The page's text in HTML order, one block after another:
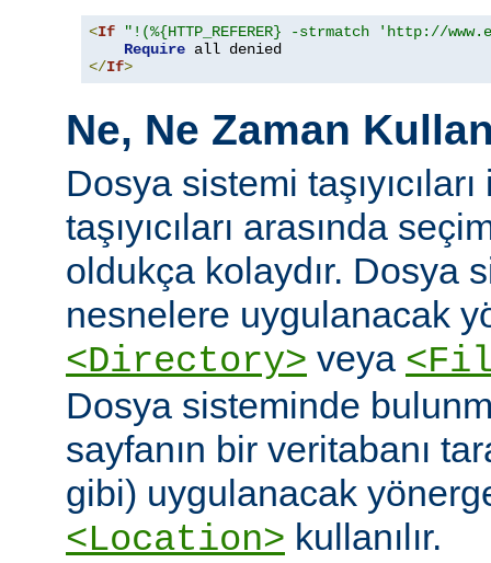
<If
"!(%{HTTP_REFERER} -strmatch 'http://
Require
</If>
Ne, Ne Zaman
Dosya sistemi
taşıyıcıları arasında
oldukça kolaydır. Dosya
nesnelere uygulanacak
<Directory> veya
Dosya sisteminde
sayfanın bir veritabanı
gibi) uygulanacak
<Location> kullanılır.